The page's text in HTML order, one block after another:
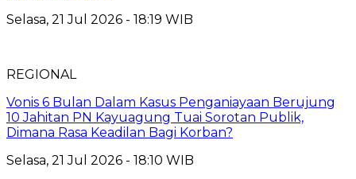
Selasa, 21 Jul 2026 - 18:19 WIB
REGIONAL
Vonis 6 Bulan Dalam Kasus Penganiayaan Berujung
10 Jahitan PN Kayuagung Tuai Sorotan Publik,
Dimana Rasa Keadilan Bagi Korban?
Selasa, 21 Jul 2026 - 18:10 WIB